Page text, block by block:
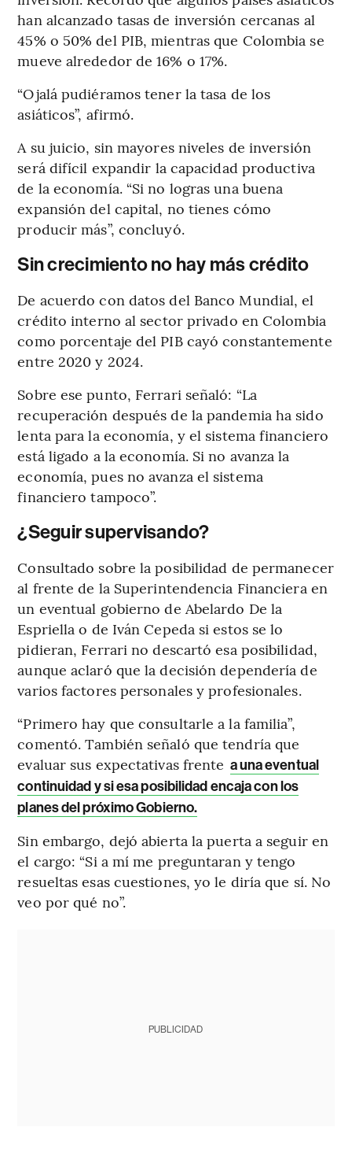
han alcanzado tasas de inversión cercanas al
45% o 50% del PIB, mientras que Colombia se
mueve alrededor de 16% o 17%.
“Ojalá pudiéramos tener la tasa de los
asiáticos”, afirmó.
A su juicio, sin mayores niveles de inversión
será difícil expandir la capacidad productiva
de la economía. “Si no logras una buena
expansión del capital, no tienes cómo
producir más”, concluyó.
Sin crecimiento no hay más crédito
De acuerdo con datos del Banco Mundial, el
crédito interno al sector privado en Colombia
como porcentaje del PIB cayó constantemente
entre 2020 y 2024.
Sobre ese punto, Ferrari señaló: “La
recuperación después de la pandemia ha sido
lenta para la economía, y el sistema financiero
está ligado a la economía. Si no avanza la
economía, pues no avanza el sistema
financiero tampoco”.
¿Seguir supervisando?
Consultado sobre la posibilidad de permanecer
al frente de la Superintendencia Financiera en
un eventual gobierno de Abelardo De la
Espriella o de Iván Cepeda si estos se lo
pidieran, Ferrari no descartó esa posibilidad,
aunque aclaró que la decisión dependería de
varios factores personales y profesionales.
“Primero hay que consultarle a la familia”,
comentó. También señaló que tendría que
evaluar sus expectativas frente a una eventual
continuidad y si esa posibilidad encaja con los
planes del próximo Gobierno.
Sin embargo, dejó abierta la puerta a seguir en
el cargo: “Si a mí me preguntaran y tengo
resueltas esas cuestiones, yo le diría que sí. No
veo por qué no”.
PUBLICIDAD